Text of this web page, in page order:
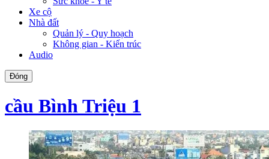
Xe cộ
Nhà đất
Quản lý - Quy hoạch
Không gian - Kiến trúc
Audio
Đóng
cầu Bình Triệu 1